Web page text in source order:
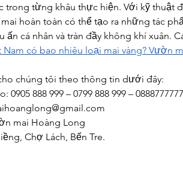
trong từng khâu thực hiện. Với kỹ thuật
hoàn toàn có thể tạo ra những tác
ấn cá nhân và tràn đầy không khí xuân.
Nam có bao nhiêu loại mai vàng? Vườn
chúng tôi theo thông tin dưới đây:
888 999 – 0799 888 999 – 0888777777
mai Hoàng Long
Chợ Lách, Bến Tre.